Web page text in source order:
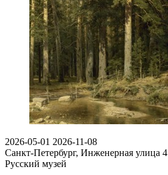
2026-05-01 2026-11-08
Санкт-Петербург, Инженерная улица 4
Русский музей